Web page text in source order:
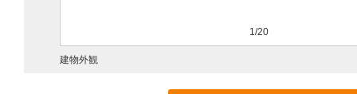
1/20
建物外観